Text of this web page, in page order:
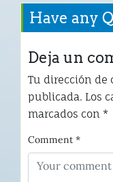
Have any
Deja un
Tu dirección de
publicada. Los
marcados con *
Comment *